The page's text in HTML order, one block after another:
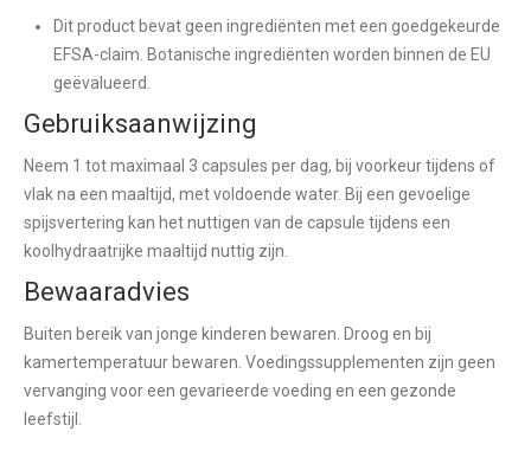
Dit product bevat geen ingrediënten met een goedgekeurde
EFSA-claim. Botanische ingrediënten worden binnen de EU
geëvalueerd.
Gebruiksaanwijzing
Neem 1 tot maximaal 3 capsules per dag, bij voorkeur tijdens of
vlak na een maaltijd, met voldoende water. Bij een gevoelige
spijsvertering kan het nuttigen van de capsule tijdens een
koolhydraatrijke maaltijd nuttig zijn.
Bewaaradvies
Buiten bereik van jonge kinderen bewaren. Droog en bij
kamertemperatuur bewaren. Voedingssupplementen zijn geen
vervanging voor een gevarieerde voeding en een gezonde
leefstijl.